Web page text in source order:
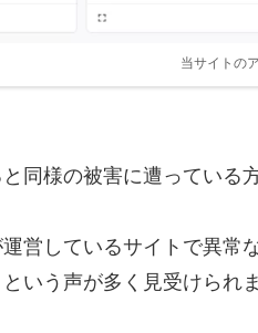
当サイトの
同様の被害に遭っている
営しているサイトで異常
いう声が多く見受けられ